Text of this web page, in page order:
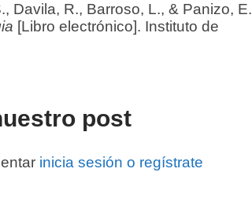
Davila, R., Barroso, L., & Panizo, E.
[Libro electrónico]. Instituto de
post
inicia sesión o regístrate